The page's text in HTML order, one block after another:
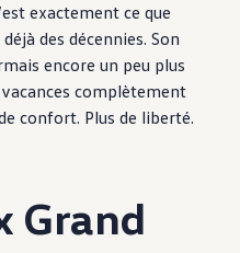
exactement ce que
des décennies. Son
encore un peu plus
complètement
confort. Plus de liberté.
Grand